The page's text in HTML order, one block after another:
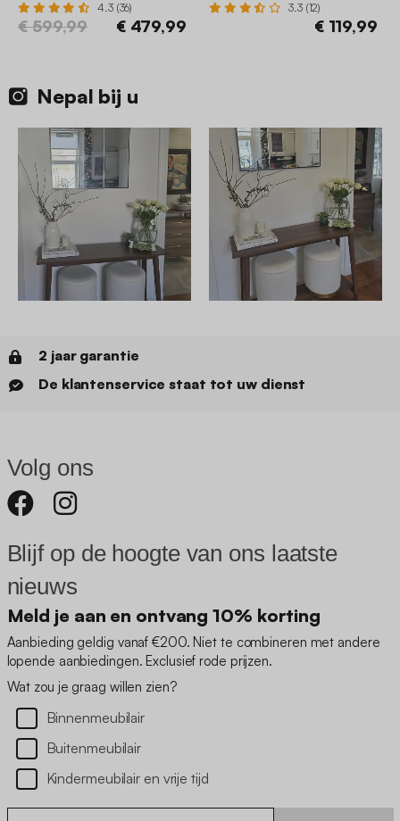
4.3 (36)
€ 599,99 € 479,99
3.3 (12)
€ 119,99
Nepal bij u
2 jaar garantie
De klantenservice staat tot uw dienst
Volg ons
Blijf op de hoogte van ons laatste
nieuws
Meld je aan en ontvang 10% korting
Aanbieding geldig vanaf €200. Niet te combineren met andere
lopende aanbiedingen. Exclusief rode prijzen.
Wat zou je graag willen zien?
Binnenmeubilair
Buitenmeubilair
Kindermeubilair en vrije tijd